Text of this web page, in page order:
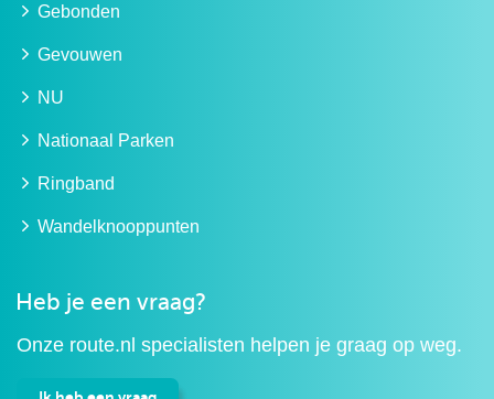
Gebonden
Gevouwen
NU
Nationaal Parken
Ringband
Wandelknooppunten
Heb je een vraag?
Onze route.nl specialisten helpen je graag op weg.